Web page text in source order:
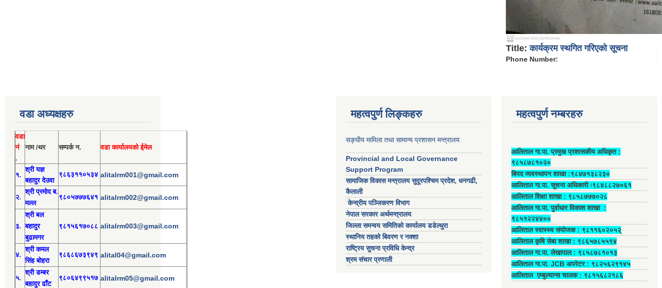
Title:कार्यक्रम स्थगित गरिएको सूचना
Phone Number:
वडा अध्यक्षहरु
वडा
नं
.
नाम /थर सम्पर्क न. वडा कार्यालयको ईमेल
१.
श्री यज्ञ
बहादुर देउवा
९८६३११०५३४ alitalrm001@gmail.com
२.
श्रीप्रमोदब.
मल्ल
९८०५७७७६४१ alitalrm002@gmail.com
३.
श्रीबल
बहादुर
बुढामगर
९८१५६१७०८८ alitalrm003@gmail.com
४.
श्री कमल
सिंह बोहरा
९८६८६७३९४९ alital04@gmail.com
५.
श्री डम्बर
बहादुर ढाँट
९८०६४९९५१७ alitalrm05@gmail.com
महत्वपुर्ण लिङ्कहरु
सङ्घीय मामिला तथा सामान्य प्रशासन मन्त्रालय
Provincial and Local Governance
Support Program
सामाजिक विकास मन्त्रालय सुदूरपश्चिम प्रदेश, धनगढी,
कैलाली
केन्द्रीय पञ्जिकरण विभाग
नेपाल सरकार अर्थमन्त्रालय
जिल्ला समन्वय समितिको कार्यालय डडेल्धुरा
स्थानिय तहको बिवरण र नक्शा
राष्ट्रिय सुचना प्रविधि केन्द्र
श्रम संचार प्रणाली
महत्वपुर्ण नम्बरहरु
आलिताल गा.पा. प्रमुख प्रशासकीय अधिकृत ‍:
९८५८७८१०२०
बिपद व्यवस्थापन शाखा :९८४७१३८२३०
आलिताल गा.पा. सूचना अधिकारी ः९८४८८२७०६१
आलिताल शिक्षा शाखा : ९८५८७७७०२८
आलिताल गा.पा. पुर्वाधार विकाश शाखा ‍:
९८५१२२४४००
आलिताल स्वास्थ्य संयोजक ‍: ९८११६०२०५२्
आलिताल कृषि सेबा शाखा : ९८६५७८५५९४
आलिताल गा.पा. लेखापाल ‍: ९८५८७८१०१३
आलिताल गा.पा. JCB अपरेटर ‍: ९८२५६२९१४५
आलिताल एम्बुल्यान्स चालक ‍: ९८१५६८२१८६